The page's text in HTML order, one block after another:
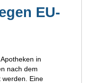
EU-
in
nach dem
werden. Eine